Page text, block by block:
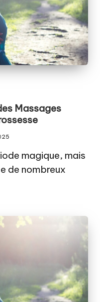
Massages
magique, mais
de nombreux